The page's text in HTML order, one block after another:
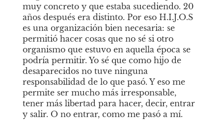
muy concreto y que estaba sucediendo. 20
años después era distinto. Por eso H.I.J.O.S
es una organización bien necesaria: se
permitió hacer cosas que no sé si otro
organismo que estuvo en aquella época se
podría permitir. Yo sé que como hijo de
desaparecidos no tuve ninguna
responsabilidad de lo que pasó. Y eso me
permite ser mucho más irresponsable,
tener más libertad para hacer, decir, entrar
y salir. O no entrar, como me pasó a mí.